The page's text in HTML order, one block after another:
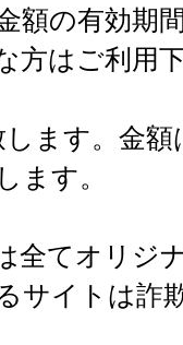
額の有効期
方はご利用
ます。金
ます。
全てオリジ
サイトは詐